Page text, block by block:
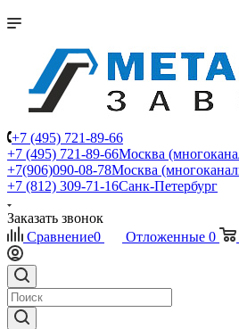
+7 (495) 721-89-66
+7 (495) 721-89-66Москва
+7(906)090-08-78Москва
+7 (812) 309-71-16Санк-Петербург
Заказать звонок
Сравнение0 Отложенные 0